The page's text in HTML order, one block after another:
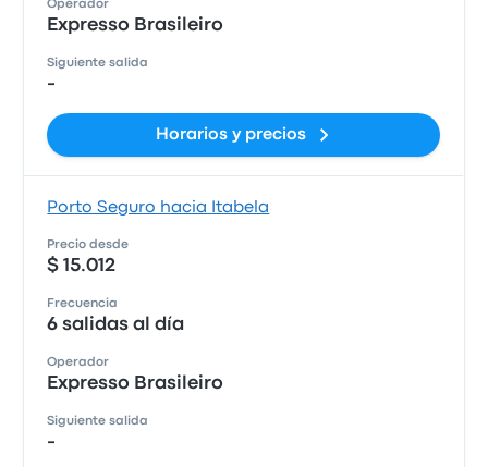
Operador
Expresso Brasileiro
Siguiente salida
-
Horarios y precios
Porto Seguro hacia Itabela
Precio desde
$ 15.012
Frecuencia
6 salidas al día
Operador
Expresso Brasileiro
Siguiente salida
-